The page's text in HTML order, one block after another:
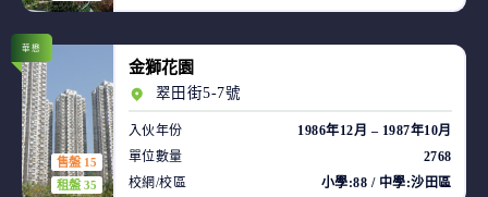
售盤 15
租盤 35
華懋
金獅花園
翠田街5-7號
入伙年份
1986年12月 – 1987年10月
單位數量
2768
校網/校區
小學:88 / 中學:沙田區